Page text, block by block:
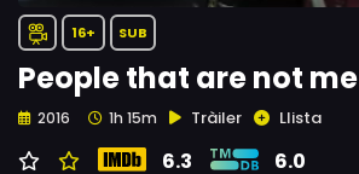
16+ SUB
People that are not me
2016 1h 15m Tràiler Llista
6.3 6.0